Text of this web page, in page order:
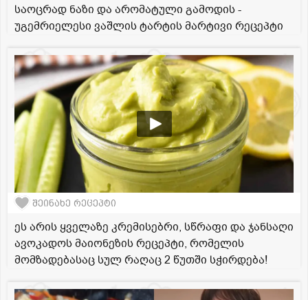
საოცრად ნაზი და არომატული გამოდის -
უგემრიელესი ვაშლის ტარტის მარტივი რეცეპტი
შეინახე რეცეპტი
ეს არის ყველაზე კრემისებრი, სწრაფი და ჯანსაღი
ავოკადოს მაიონეზის რეცეპტი, რომელის
მომზადებასაც სულ რაღაც 2 წუთში სჭირდება!